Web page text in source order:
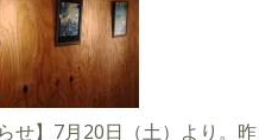
せ】7月20日（土）より。